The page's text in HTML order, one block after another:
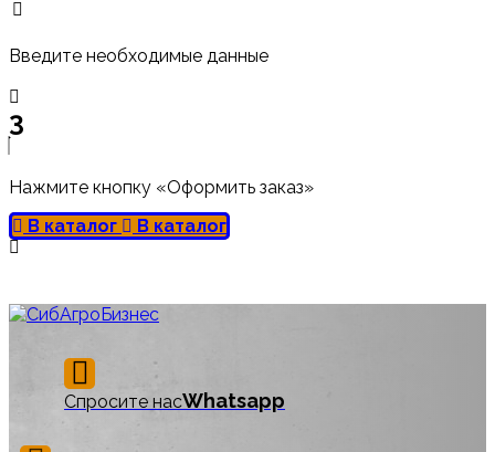
Введите необходимые данные
3
Нажмите кнопку «Оформить заказ»
В каталог
В каталог
Спросите насWhatsapp